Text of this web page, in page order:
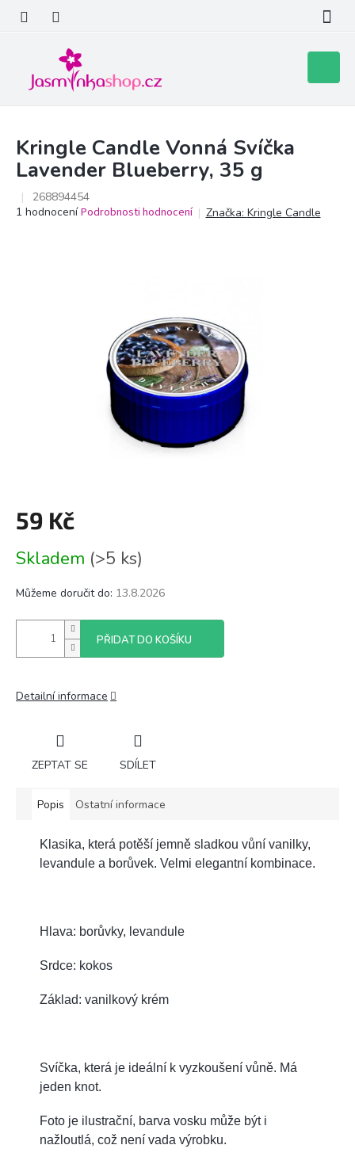
obsah
košík
Kringle Candle Vonná Svíčka
Lavender Blueberry, 35 g
268894454
Průměrné
1 hodnocení Podrobnosti hodnocení Značka: Kringle Candle
59 Kč
cena:
Skladem (>5 ks)
Můžeme doručit do: 13.8.2026
PŘIDAT DO KOŠÍKU
Detailní informace
ZEPTAT SE SDÍLET
Popis Ostatní informace
Klasika, která potěší jemně sladkou vůní vanilky,
levandule a borůvek. Velmi elegantní kombinace.
Hlava: borůvky, levandule
Srdce: kokos
Základ: vanilkový krém
Svíčka, která je ideální k vyzkoušení vůně. Má
jeden knot.
Foto je ilustrační, barva vosku může být i
nažloutlá, což není vada výrobku.